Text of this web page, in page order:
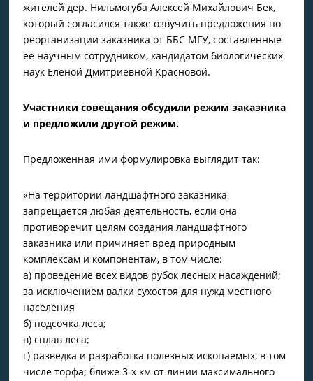
жителей дер. Нильмогуба Алексей Михайлович Бек,
который согласился также озвучить предложения по
реорганизации заказника от ББС МГУ, составленные
ее научным сотрудником, кандидатом биологических
наук Еленой Дмитриевной Красновой.
Участники совещания обсудили режим заказника
и предложили другой режим.
Предложенная ими формулировка выглядит так:
«На территории ландшафтного заказника
запрещается любая деятельность, если она
противоречит целям создания ландшафтного
заказника или причиняет вред природным
комплексам и компонентам, в том числе:
а) проведение всех видов рубок лесных насаждений;
за исключением валки сухостоя для нужд местного
населения
б) подсочка леса;
в) сплав леса;
г) разведка и разработка полезных ископаемых, в том
числе торфа; ближе 3-х км от линии максимального